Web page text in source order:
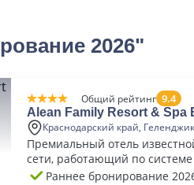
2026"
Общий рейтинг 9.4
Alean Family Resort & Spa
Краснодарский край, Геленджик
Премиальный отель
сети, работающий по системе
включено»
Раннее бронирование